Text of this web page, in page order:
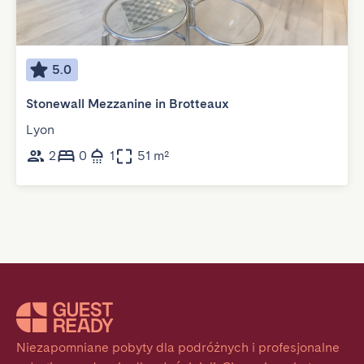
5.0
Stonewall Mezzanine in Brotteaux
Lyon
2
0 1 51 m²
Niezapomniane pobyty dla podróżnych i profesjonalne